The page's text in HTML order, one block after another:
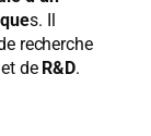
s. Il
recherche
de R&D.